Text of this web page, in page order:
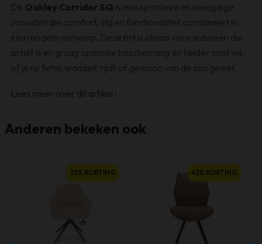
De Oakley Corridor SQ is een sportieve en veelzijdige
zonnebril die comfort, stijl en functionaliteit combineert in
één modern ontwerp. Deze bril is ideaal voor iedereen die
actief is en graag optimale bescherming én helder zicht wil,
of je nu fietst, wandelt, rijdt of gewoon van de zon geniet.
Lees meer over dit artikel ›
Anderen bekeken ook
35% KORTING 42% KORTING